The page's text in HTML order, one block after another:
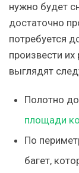
нужно будет
достаточно
потребуется
произвести
выглядят
Полотно
площади
По
багет,